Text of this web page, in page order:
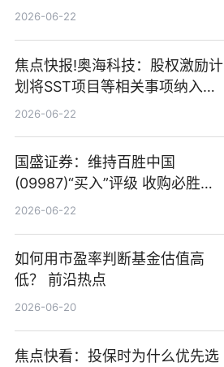
板新材料业务
2026-06-22
焦点快报!奥海科技：股权激励计
划将SST项目等相关事项纳入专
项业务发展考核指标
2026-06-22
国盛证券：维持百胜中国
(09987)“买入”评级 收购必胜客
中国增厚利润加速成长 信息
2026-06-22
如何用市盈率判断基金估值高
低？ 前沿热点
2026-06-20
焦点快看：投保时为什么优先选